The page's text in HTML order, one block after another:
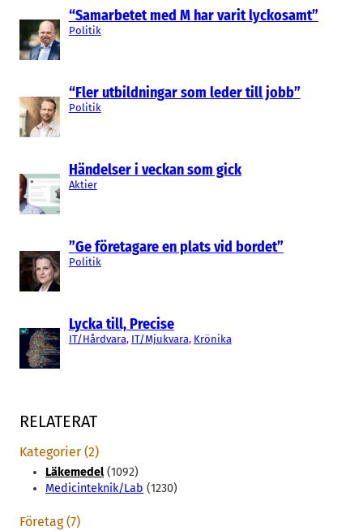
“Samarbetet med M har varit lyckosamt”
Politik
“Fler utbildningar som leder till jobb”
Politik
Händelser i veckan som gick
Aktier
”Ge företagare en plats vid bordet”
Politik
Lycka till, Precise
IT/Hårdvara, IT/Mjukvara, Krönika
RELATERAT
Kategorier (2)
Läkemedel(1092)
Medicinteknik/Lab (1230)
Företag (7)